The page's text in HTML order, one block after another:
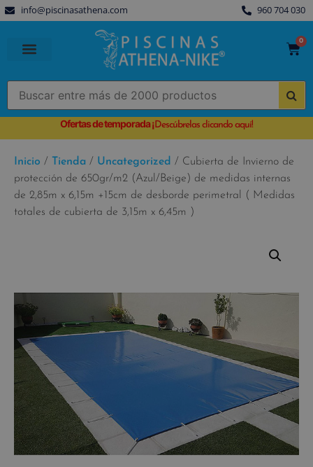
info@piscinasathena.com 960 704 030
0
Ofertas de temporada¡Descúbrelas clicando aquí!
Inicio / Tienda / Uncategorized / Cubierta de Invierno de
protección de 650gr/m2 (Azul/Beige) de medidas internas
de 2,85m x 6,15m +15cm de desborde perimetral ( Medidas
totales de cubierta de 3,15m x 6,45m )